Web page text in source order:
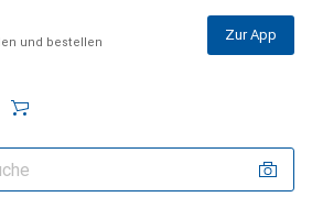
und bestellen Zur App